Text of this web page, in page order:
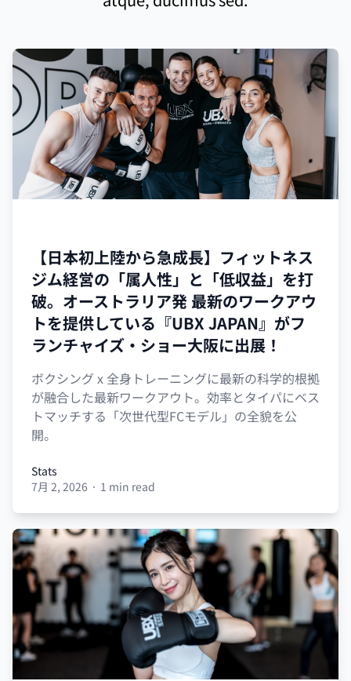
【日本初上陸から急成長】フィットネス
ジム経営の「属人性」と「低収益」を打
破。オーストラリア発 最新のワークアウ
トを提供している『UBX JAPAN』がフ
ランチャイズ・ショー大阪に出展！
ボクシング x 全身トレーニングに最新の科学的根拠
が融合した最新ワークアウト。効率とタイパにベス
トマッチする「次世代型FCモデル」の全貌を公
開。
Stats
Stats
7月 2, 2026 · 1 min read